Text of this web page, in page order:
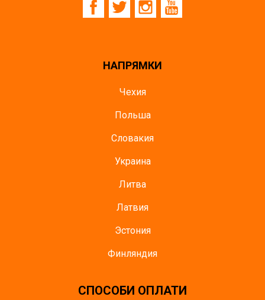
НАПРЯМКИ
Чехия
Польша
Словакия
Украина
Литва
Латвия
Эстония
Финляндия
СПОСОБИ ОПЛАТИ